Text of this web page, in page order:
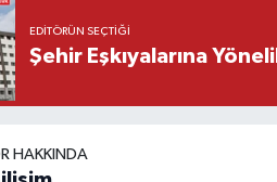
EDITÖRÜN SEÇTIĞI
Şehir Eşkıyalarına
HAKKINDA